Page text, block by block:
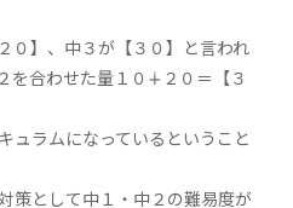
０】、中３が【３０】と言われ
を合わせた量１０∔２０＝【３
ュラムになっているということ
策として中１・中２の難易度が